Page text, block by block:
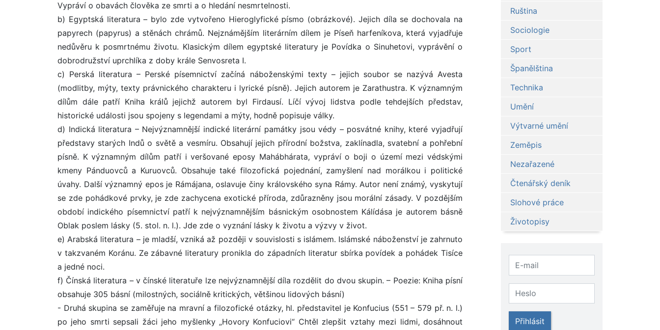
Vypráví o obavách člověka ze smrti a o hledání nesmrtelnosti.
b) Egyptská literatura – bylo zde vytvořeno Hieroglyfické písmo (obrázkové). Jejich díla se dochovala na
papyrech (papyrus) a stěnách chrámů. Nejznámějším literárním dílem je Píseň harfeníkova, která vyjadřuje
nedůvěru k posmrtnému životu. Klasickým dílem egyptské literatury je Povídka o Sinuhetovi, vyprávění o
dobrodružství uprchlíka z doby krále Senvosreta I.
c) Perská literatura – Perské písemnictví začíná náboženskými texty – jejich soubor se nazývá Avesta
(modlitby, mýty, texty právnického charakteru i lyrické písně). Jejich autorem je Zarathustra. K významným
dílům dále patří Kniha králů jejichž autorem byl Firdausí. Líčí vývoj lidstva podle tehdejších představ,
historické události jsou spojeny s legendami a mýty, hodně popisuje války.
d) Indická literatura – Nejvýznamnější indické literární památky jsou védy – posvátné knihy, které vyjadřují
představy starých Indů o světě a vesmíru. Obsahují jejich přírodní božstva, zaklínadla, svatební a pohřební
písně. K významným dílům patří i veršované eposy Mahábhárata, vypráví o boji o území mezi védskými
kmeny Pánduovců a Kuruovců. Obsahuje také filozofická pojednání, zamyšlení nad morálkou i politické
úvahy. Další významný epos je Rámájana, oslavuje činy královského syna Rámy. Autor není známý, vyskytují
se zde pohádkové prvky, je zde zachycena exotické příroda, zdůrazněny jsou morální zásady. V pozdějším
období indického písemnictví patří k nejvýznamnějším básnickým osobnostem Kálídása je autorem básně
Oblak poslem lásky (5. stol. n. l.). Jde zde o vyznání lásky k životu a výzvy v život.
e) Arabská literatura – je mladší, vzniká až později v souvislosti s islámem. Islámské náboženství je zahrnuto
v takzvaném Koránu. Ze zábavné literatury pronikla do západních literatur sbírka povídek a pohádek Tisíce
a jedné noci.
f) Čínská literatura – v čínské literatuře lze nejvýznamnější díla rozdělit do dvou skupin. – Poezie: Kniha písní
obsahuje 305 básní (milostných, sociálně kritických, většinou lidových básní)
- Druhá skupina se zaměřuje na mravní a filozofické otázky, hl. představitel je Konfucius (551 – 579 př. n. l.)
po jeho smrti sepsali žáci jeho myšlenky „Hovory Konfuciovi“ Chtěl zlepšit vztahy mezi lidmi, dosáhnout
Ruština
Sociologie
Sport
Španělština
Technika
Umění
Výtvarné umění
Zeměpis
Nezařazené
Čtenářský deník
Slohové práce
Životopisy
Přihlásit